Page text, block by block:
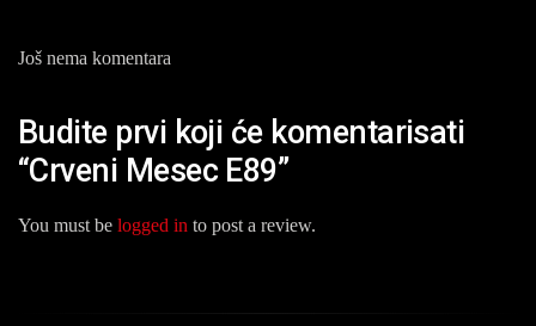
Još nema komentara
Budite prvi koji će komentarisati
“Crveni Mesec E89”
You must be logged in to post a review.